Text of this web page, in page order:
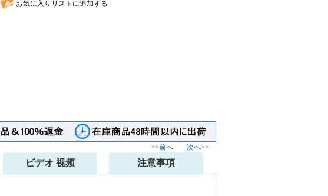
お気に入りリストに追加する
<<前へ 次へ>>
ビデオ 视频 注意事項